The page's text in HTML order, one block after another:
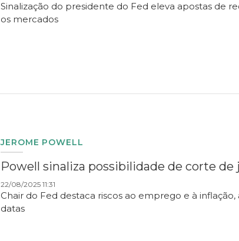
Sinalização do presidente do Fed eleva apostas de
os mercados
JEROME POWELL
Powell sinaliza possibilidade de corte
22/08/2025 11:31
Chair do Fed destaca riscos ao emprego e à
datas